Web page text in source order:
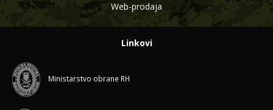
Web-prodaja
Linkovi
Ministarstvo obrane RH